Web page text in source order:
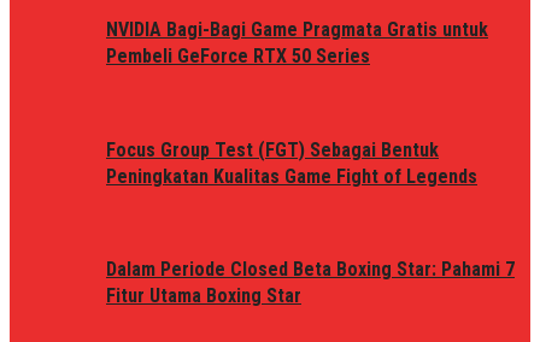
NVIDIA Bagi-Bagi Game Pragmata Gratis untuk
Pembeli GeForce RTX 50 Series
Focus Group Test (FGT) Sebagai Bentuk
Peningkatan Kualitas Game Fight of Legends
Dalam Periode Closed Beta Boxing Star: Pahami 7
Fitur Utama Boxing Star